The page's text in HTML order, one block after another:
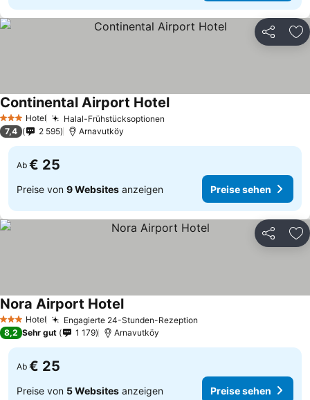
Teilen
3 SterneHotel Halal-Frühstücksoptionen
Continental Airport Hotel
7,4 2 595 Arnavutköy
Ab € 25
Preise von 9 Websites anzeigen Preise sehen
Teilen
3 SterneHotel Engagierte 24-Stunden-Rezeption
Nora Airport Hotel
8,2 Sehr gut 1 179 Arnavutköy
Ab € 25
Preise von 5 Websites anzeigen Preise sehen